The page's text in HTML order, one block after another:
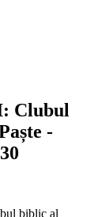
Clubul
-
biblic al